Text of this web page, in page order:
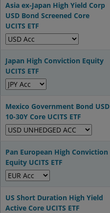
Asia ex-Japan High Yield Corp
USD Bond Screened Core
UCITS ETF
Japan High Conviction Equity
UCITS ETF
Mexico Government Bond USD
10-30Y Core UCITS ETF
Pan European High Conviction
Equity UCITS ETF
US Short Duration High Yield
Active Core UCITS ETF